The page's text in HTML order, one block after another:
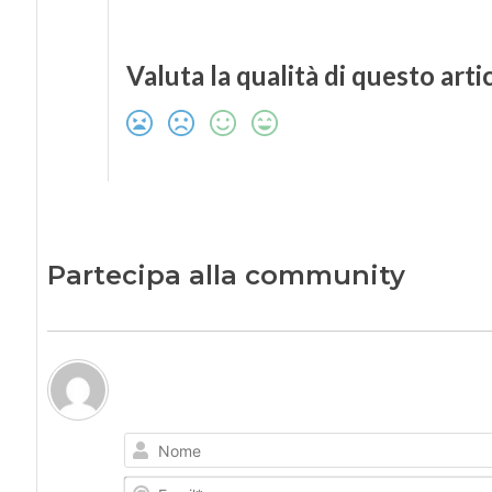
Valuta la qualità di questo
Partecipa alla community